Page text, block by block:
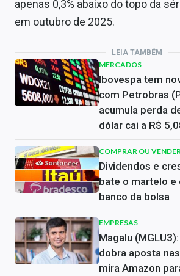
apenas 0,3% abaixo do topo da
em outubro de 2025.
LEIA TAMBÉM
MERCADOS
Ibovespa tem
com Petrobras
acumula perda
dólar cai a R$
COMPRAR OU
Dividendos e
bate o martelo e
banco da bolsa
EMPRESAS
Magalu
dobra aposta
mira Amazon